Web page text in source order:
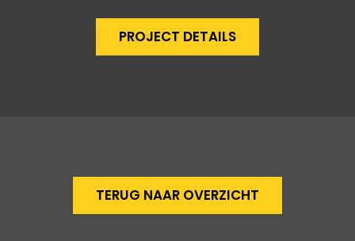
PROJECT DETAILS
TERUG NAAR OVERZICHT